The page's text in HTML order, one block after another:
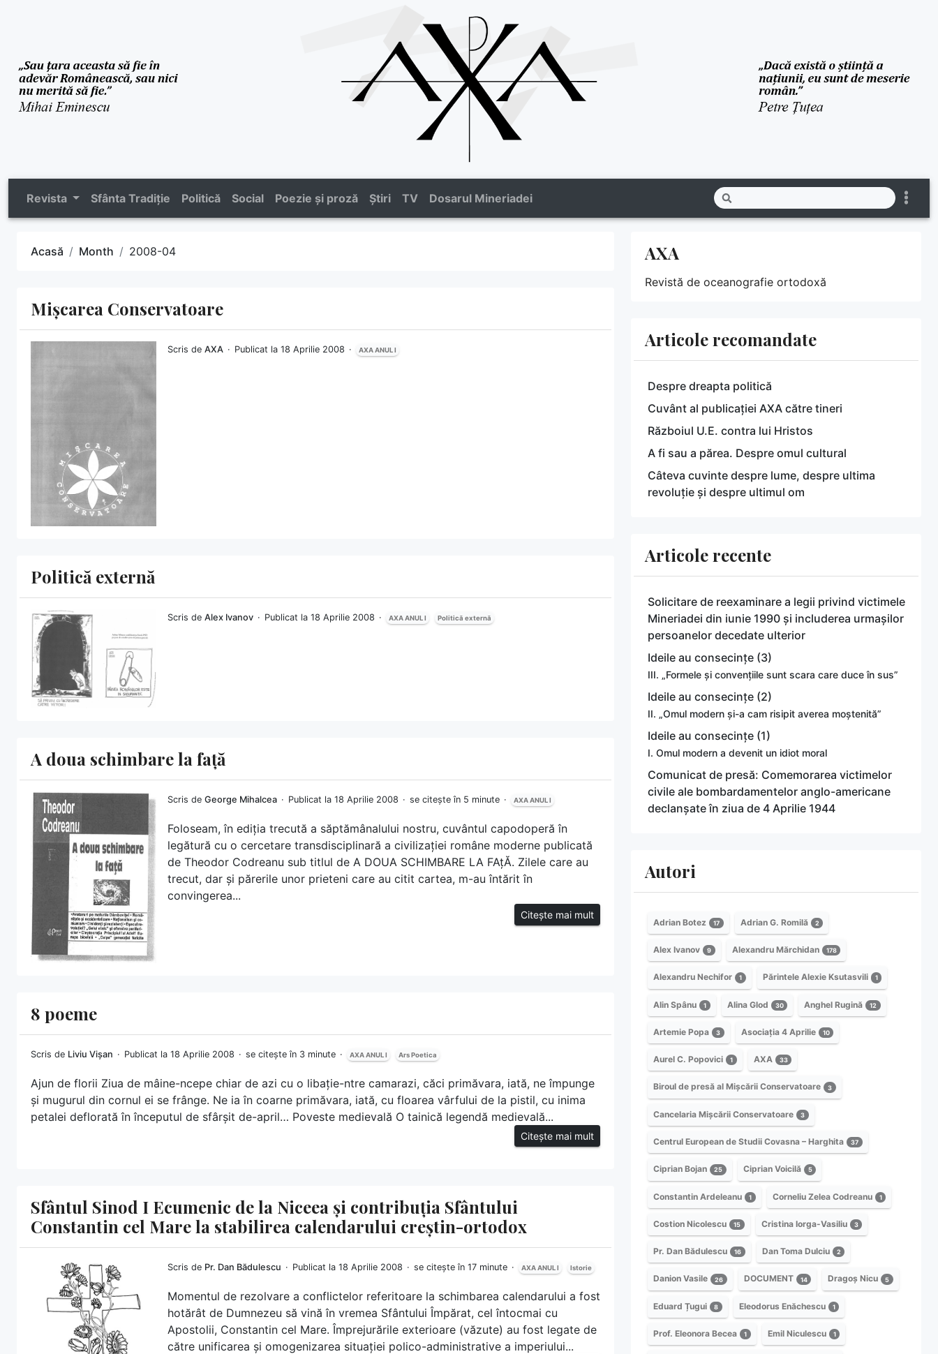
Revista Sfânta Tradiție Politică Social Poezie și proză Știri TV Dosarul Mineriadei
Acasă Month 2008-04
Mișcarea Conservatoare
Scris de AXA Publicat la 18 Aprilie 2008 AXA ANUL I
Politică externă
Scris de Alex Ivanov Publicat la 18 Aprilie 2008 AXA ANUL I Politică externă
A doua schimbare la față
Scris de George Mihalcea Publicat la 18 Aprilie 2008 se citește în 5 minute AXA ANUL I
Foloseam, în ediția trecută a săptămânalului nostru, cuvântul capodoperă în
legătură cu o cercetare transdisciplinară a civilizației române moderne publicată
de Theodor Codreanu sub titlul de A DOUA SCHIMBARE LA FAțĂ. Zilele care au
trecut, dar și părerile unor prieteni care au citit cartea, m-au întărit în
convingerea...
Citește mai mult
8 poeme
Scris de Liviu Vișan Publicat la 18 Aprilie 2008 se citește în 3 minute AXA ANUL I Ars Poetica
Ajun de florii Ziua de mâine-ncepe chiar de azi cu o libație-ntre camarazi, căci primăvara, iată, ne împunge
și mugurul din cornul ei se frânge. Ne ia în coarne primăvara, iată, cu floarea vârfului de la pistil, cu inima
petalei deflorată în începutul de sfârșit de-april… Poveste medievală O tainică legendă medievală...
Citește mai mult
Sfântul Sinod I Ecumenic de la Niceea și contribuția Sfântului
Constantin cel Mare la stabilirea calendarului creștin-ortodox
Scris de Pr. Dan Bădulescu Publicat la 18 Aprilie 2008 se citește în 17 minute AXA ANUL I Istorie
Momentul de rezolvare a conflictelor referitoare la schimbarea calendarului a fost
hotărât de Dumnezeu să vină în vremea Sfântului Împărat, cel întocmai cu
Apostolii, Constantin cel Mare. Împrejurările exterioare (văzute) au fost legate de
către unificarea și omogenizarea situației polico-administrative a imperiului...
AXA
Revistă de oceanografie ortodoxă
Articole recomandate
Despre dreapta politică
Cuvânt al publicației AXA către tineri
Războiul U.E. contra lui Hristos
A fi sau a părea. Despre omul cultural
Câteva cuvinte despre lume, despre ultima
revoluție și despre ultimul om
Articole recente
Solicitare de reexaminare a legii privind victimele
Mineriadei din iunie 1990 și includerea urmașilor
persoanelor decedate ulterior
Ideile au consecințe (3)
III. „Formele și convențiile sunt scara care duce în sus”
Ideile au consecințe (2)
II. „Omul modern și-a cam risipit averea moștenită”
Ideile au consecințe (1)
I. Omul modern a devenit un idiot moral
Comunicat de presă: Comemorarea victimelor
civile ale bombardamentelor anglo-americane
declanșate în ziua de 4 Aprilie 1944
Autori
Adrian Botez 17 Adrian G. Romilă 2
Alex Ivanov 9 Alexandru Mărchidan 178
Alexandru Nechifor 1 Părintele Alexie Ksutasvili 1
Alin Spânu 1 Alina Glod 30 Anghel Rugină 12
Artemie Popa 3 Asociația 4 Aprilie 10
Aurel C. Popovici 1 AXA 33
Biroul de presă al Mișcării Conservatoare 3
Cancelaria Mișcării Conservatoare 3
Centrul European de Studii Covasna – Harghita 37
Ciprian Bojan 25 Ciprian Voicilă 5
Constantin Ardeleanu 1 Corneliu Zelea Codreanu 1
Costion Nicolescu 15 Cristina Iorga-Vasiliu 3
Pr. Dan Bădulescu 16 Dan Toma Dulciu 2
Danion Vasile 26 DOCUMENT 14 Dragoș Nicu 5
Eduard Țugui 8 Eleodorus Enăchescu 1
Prof. Eleonora Becea 1 Emil Niculescu 1